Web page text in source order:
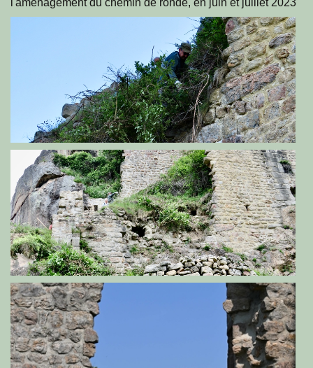
l'aménagement du chemin de ronde, en juin et juillet 2023